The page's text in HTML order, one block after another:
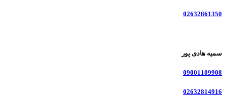
02632861350
سمیه هادی پور
09001109908
02632814916